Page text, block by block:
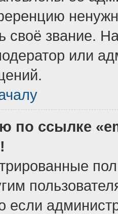
своё звание.
или
по ссылке
если